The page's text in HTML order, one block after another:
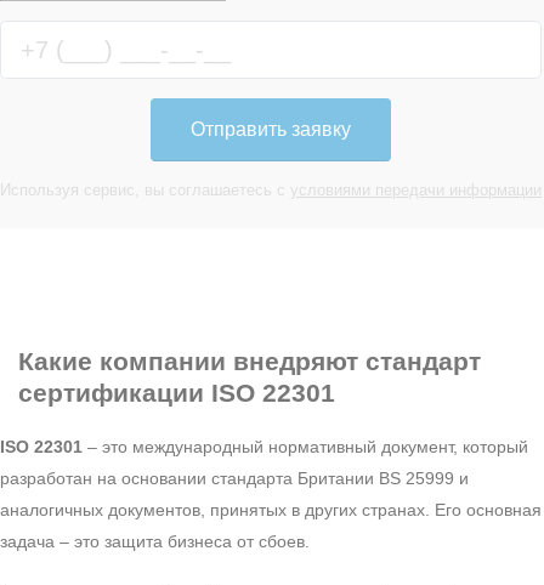
Отправить заявку
Используя сервис, вы соглашаетесь с условиями передачи информации
Какие компании внедряют стандарт
сертификации ISO 22301
ISO 22301 – это международный нормативный документ, который
разработан на основании стандарта Британии BS 25999 и
аналогичных документов, принятых в других странах. Его основная
задача – это защита бизнеса от сбоев.